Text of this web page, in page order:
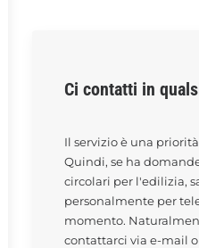
Ci contatti in
Il servizio è una
Quindi, se ha
circolari per l'edilizia,
personalmente per
momento.
contattarci via e-mail